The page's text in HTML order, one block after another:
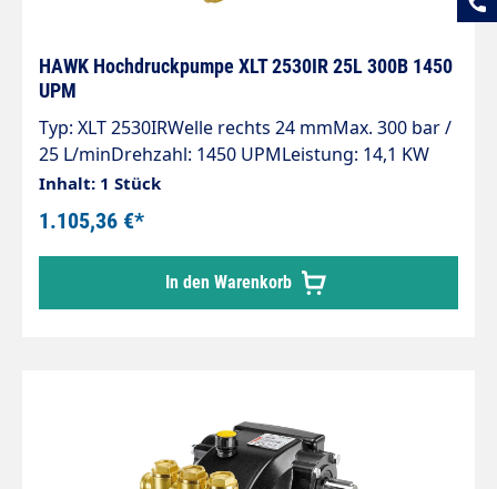
HAWK Hochdruckpumpe XLT 2530IR 25L 300B 1450
UPM
Typ: XLT 2530IRWelle rechts 24 mmMax. 300 bar /
25 L/minDrehzahl: 1450 UPMLeistung: 14,1 KW
Inhalt: 1 Stück
1.105,36 €*
In den Warenkorb